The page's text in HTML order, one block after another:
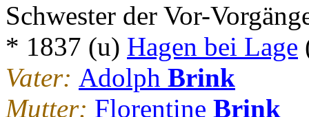
Schwester der Vor-
* 1837 (u) Hagen bei Lage
Vater: Adolph Brink
Mutter: Florentine Brink